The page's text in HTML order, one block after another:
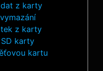
z karty
z karty
karty
kartu